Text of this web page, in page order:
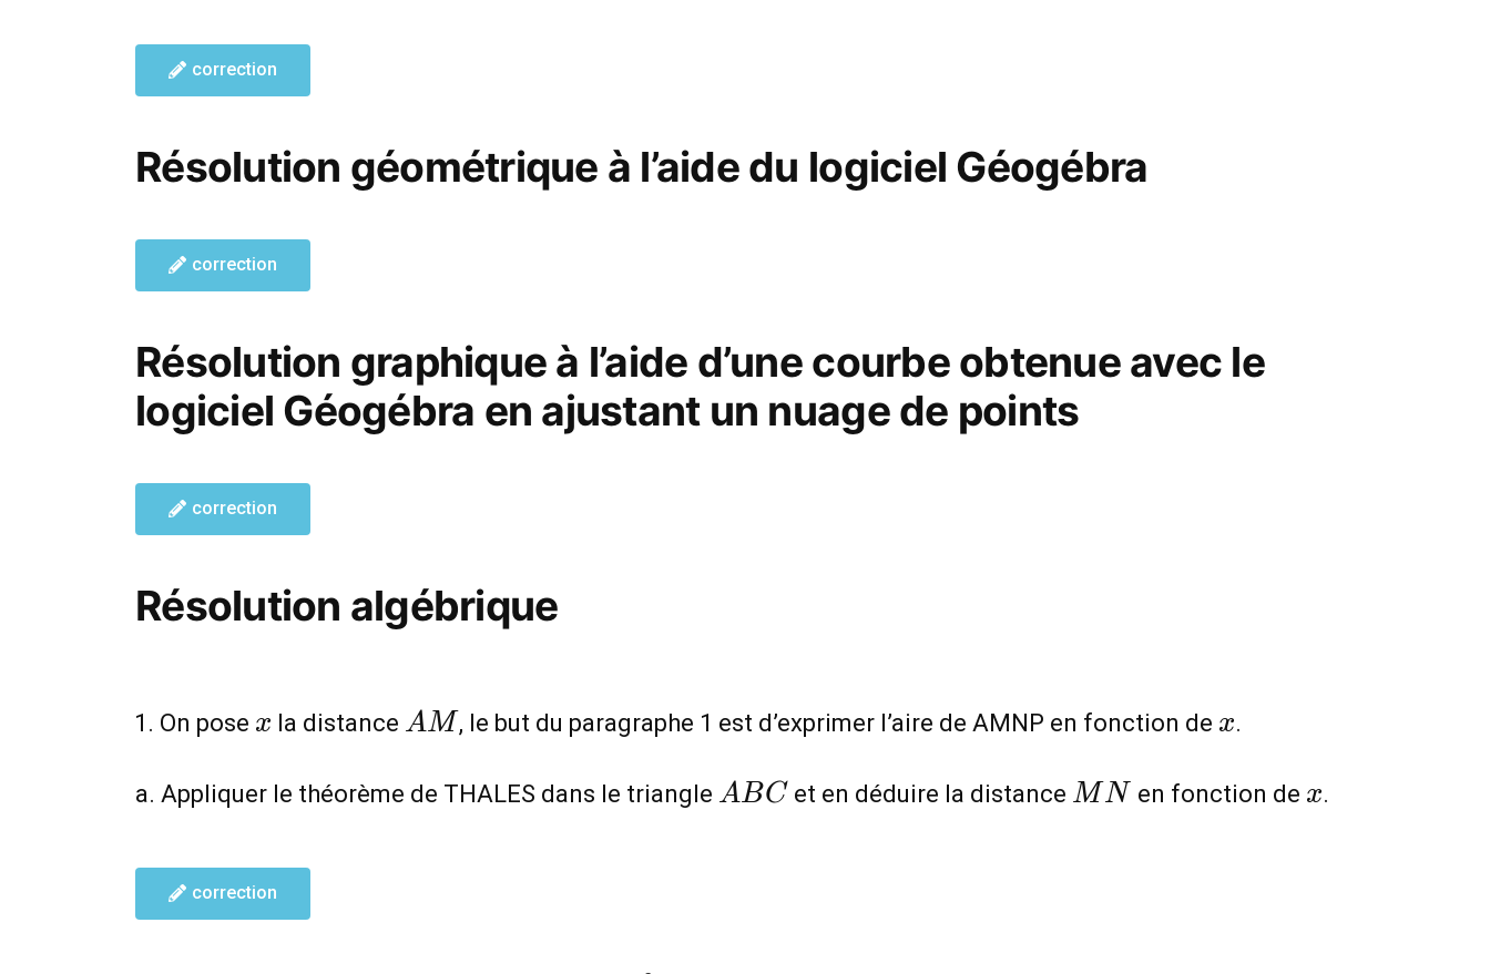
correction
Résolution géométrique à l’aide du logiciel Géogébra
correction
Résolution graphique à l’aide d’une courbe obtenue avec le
logiciel Géogébra en ajustant un nuage de points
correction
Résolution algébrique
On pose x
x la distance AM
AM , le but du paragraphe 1 est d’exprimer l’aire de AMNP en fonction de x
x.
a. Appliquer le théorème de THALES dans le triangle ABC
ABC et en déduire la distance MN
M N en fonction de x
x.
correction